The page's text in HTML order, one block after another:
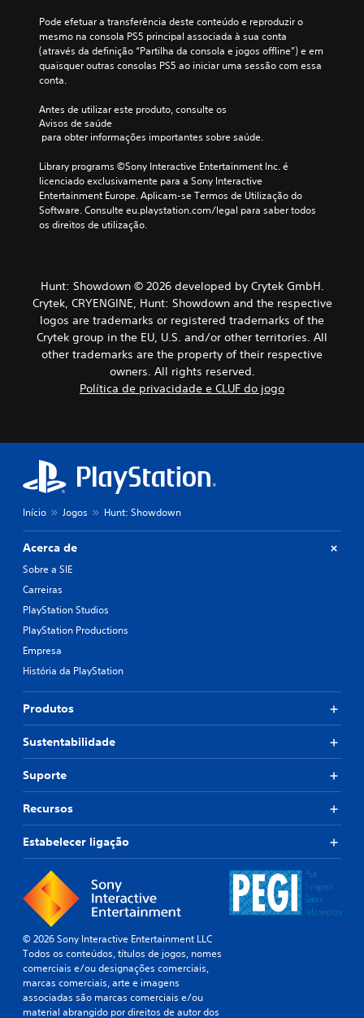
Pode efetuar a transferência deste conteúdo e reproduzir o
mesmo na consola PS5 principal associada à sua conta
(através da definição “Partilha da consola e jogos offline”) e em
quaisquer outras consolas PS5 ao iniciar uma sessão com essa
conta.
Antes de utilizar este produto, consulte os
Avisos de saúde
para obter informações importantes sobre saúde.
Library programs ©Sony Interactive Entertainment Inc. é
licenciado exclusivamente para a Sony Interactive
Entertainment Europe. Aplicam-se Termos de Utilização do
Software. Consulte eu.playstation.com/legal para saber todos
os direitos de utilização.
Hunt: Showdown © 2026 developed by Crytek GmbH.
Crytek, CRYENGINE, Hunt: Showdown and the respective
logos are trademarks or registered trademarks of the
Crytek group in the EU, U.S. and/or other territories. All
other trademarks are the property of their respective
owners. All rights reserved.
Política de privacidade e CLUF do jogo
Início Jogos Hunt: Showdown
Acerca de
Sobre a SIE
Carreiras
PlayStation Studios
PlayStation Productions
Empresa
História da PlayStation
Produtos
Sustentabilidade
Suporte
Recursos
Estabelecer ligação
© 2026 Sony Interactive Entertainment LLC
Todos os conteúdos, títulos de jogos, nomes
comerciais e/ou designações comerciais,
marcas comerciais, arte e imagens
associadas são marcas comerciais e/ou
material abrangido por direitos de autor dos